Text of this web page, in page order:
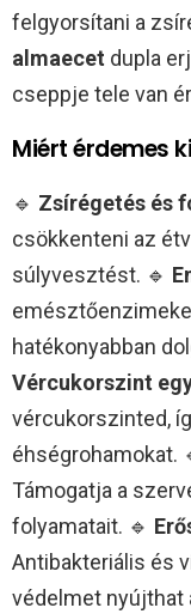
felgyorsítani a
almaecet dupla
cseppje tele van
Miért érdemes
🔹 Zsírégetés és
csökkenteni az
súlyvesztést. 🔹
hatékonyabban
Vércukorszint
vércukorszinted,
éhségrohamokat.
Támogatja a
folyamatait. 🔹
Antibakteriális és
védelmet nyújthat